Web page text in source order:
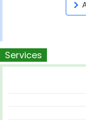
Services